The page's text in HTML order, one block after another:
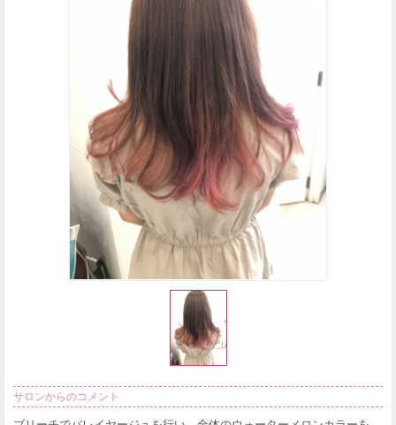
サロンからのコメント